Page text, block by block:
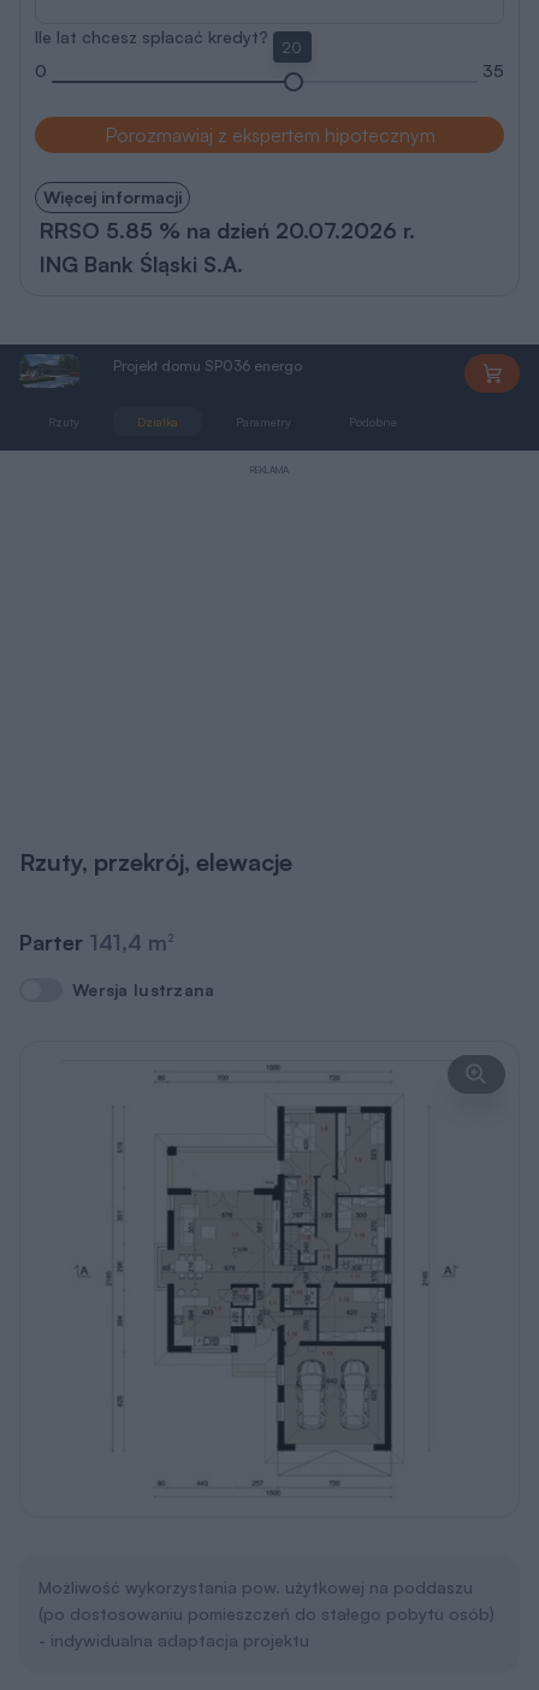
Ile lat chcesz spłacać kredyt?
0
20
35
Porozmawiaj z ekspertem hipotecznym
Więcej informacji
RRSO 5.85 % na dzień 20.07.2026 r.
ING Bank Śląski S.A.
Projekt domu SP036 energo
Rzuty Działka Parametry Podobne
REKLAMA
Rzuty, przekrój, elewacje
Parter 141,4 m2
Wersja lustrzana
Wersja lustrzana
Możliwość wykorzystania pow. użytkowej na poddaszu
(po dostosowaniu pomieszczeń do stałego pobytu osób)
- indywidualna adaptacja projektu